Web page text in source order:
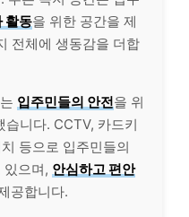
활동을 위한 공간을 제
전체에 생동감을 더합
입주민들의 안전을 위
습니다. CCTV, 카드키
등으로 입주민들의
있으며, 안심하고 편안
공합니다.